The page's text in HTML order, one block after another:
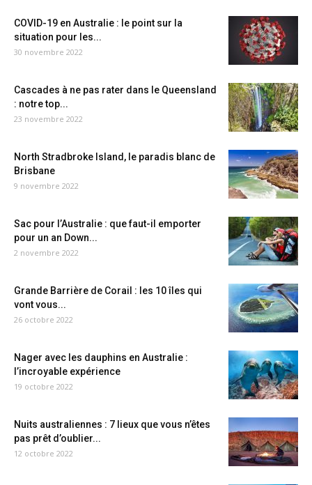
COVID-19 en Australie : le point sur la
situation pour les...
30 novembre 2022
Cascades à ne pas rater dans le Queensland
: notre top...
23 novembre 2022
North Stradbroke Island, le paradis blanc de
Brisbane
9 novembre 2022
Sac pour l’Australie : que faut-il emporter
pour un an Down...
2 novembre 2022
Grande Barrière de Corail : les 10 îles qui
vont vous...
26 octobre 2022
Nager avec les dauphins en Australie :
l’incroyable expérience
19 octobre 2022
Nuits australiennes : 7 lieux que vous n’êtes
pas prêt d’oublier...
12 octobre 2022